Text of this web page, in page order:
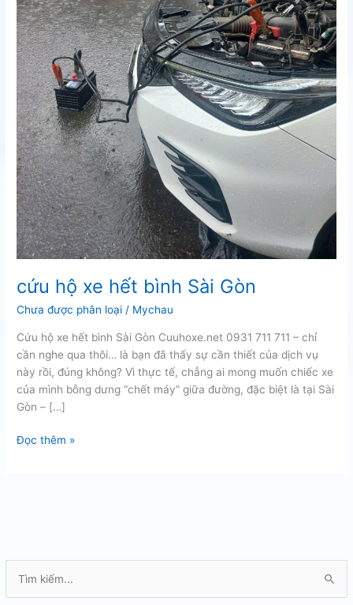
cứu hộ xe hết bình Sài Gòn
Chưa được phân loại / Mychau
Cứu hộ xe hết bình Sài Gòn Cuuhoxe.net 0931 711 711 – chỉ
cần nghe qua thôi… là bạn đã thấy sự cần thiết của dịch vụ
này rồi, đúng không? Vì thực tế, chẳng ai mong muốn chiếc xe
của mình bỗng dưng “chết máy” giữa đường, đặc biệt là tại Sài
Gòn – […]
cứu
Đọc thêm »